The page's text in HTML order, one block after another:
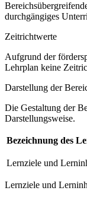
durchgängiges
Zeitrichtwerte
Aufgrund der
Lehrplan keine
Darstellung der
Die Gestaltung der
Darstellungsweise.
Bezeichnung des
Lernziele und
Lernziele und